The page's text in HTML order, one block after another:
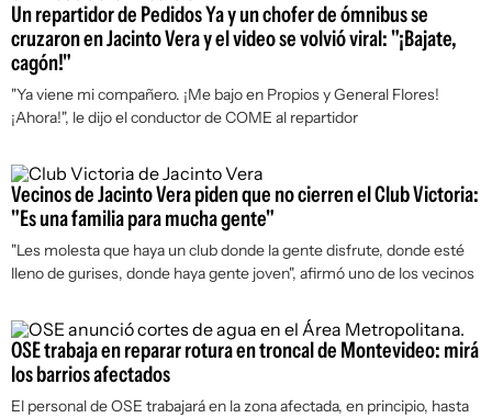
Un repartidor de Pedidos Ya y un chofer de ómnibus se
cruzaron en Jacinto Vera y el video se volvió viral: "¡Bajate,
cagón!"
"Ya viene mi compañero. ¡Me bajo en Propios y General Flores!
¡Ahora!", le dijo el conductor de COME al repartidor
Vecinos de Jacinto Vera piden que no cierren el Club Victoria:
"Es una familia para mucha gente"
"Les molesta que haya un club donde la gente disfrute, donde esté
lleno de gurises, donde haya gente joven", afirmó uno de los vecinos
OSE trabaja en reparar rotura en troncal de Montevideo: mirá
los barrios afectados
El personal de OSE trabajará en la zona afectada, en principio, hasta